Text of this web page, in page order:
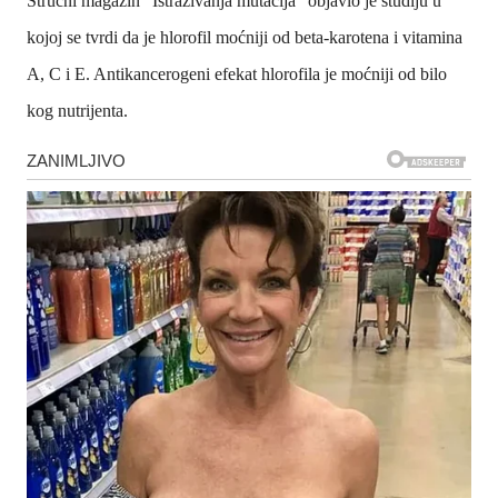
kojoj se tvrdi da je hlorofil moćniji od beta-karotena i vitamina
A, C i E. Antikancerogeni efekat hlorofila je moćniji od bilo
kog nutrijenta.